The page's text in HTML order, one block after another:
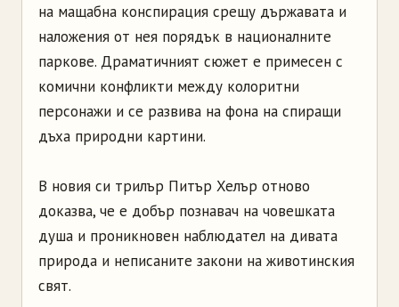
на мащабна конспирация срещу държавата и
наложения от нея порядък в националните
паркове. Драматичният сюжет е примесен с
комични конфликти между колоритни
персонажи и се развива на фона на спиращи
дъха природни картини.
В новия си трилър Питър Хелър отново
доказва, че е добър познавач на човешката
душа и проникновен наблюдател на дивата
природа и неписаните закони на животинския
свят.